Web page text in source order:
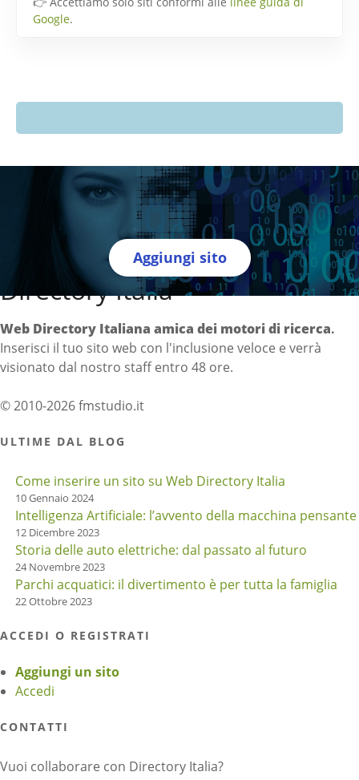
Google.
Aggiungi sito
Directory Italia
Web Directory Italiana amica dei motori di ricerca.
Inserisci il tuo sito web con l'inclusione veloce e verrà
visionato dal nostro staff entro 48 ore.
© 2010-2026 fmstudio.it
ULTIME DAL BLOG
Come inserire un sito su Web Directory Italia
10 Gennaio 2024
Intelligenza Artificiale: l’avvento della macchina pensante
12 Dicembre 2023
Storia delle auto elettriche: dal passato al futuro
24 Novembre 2023
Parchi acquatici: il divertimento è per tutta la famiglia
22 Ottobre 2023
ACCEDI O REGISTRATI
Aggiungi un sito
Accedi
CONTATTI
Vuoi collaborare con Directory Italia?